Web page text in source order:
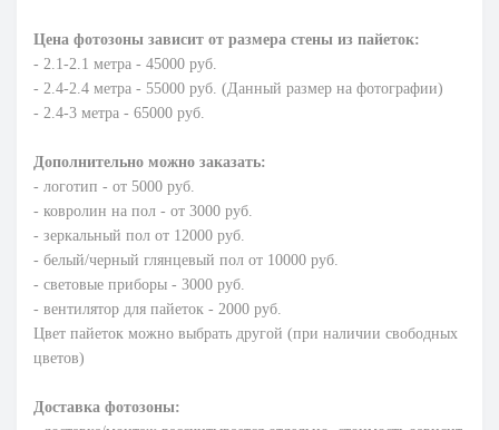
Цена фотозоны зависит от размера стены из пайеток:
- 2.1-2.1 метра - 45000 руб.
- 2.4-2.4 метра - 55000 руб. (Данный размер на фотографии)
- 2.4-3 метра - 65000 руб.
Дополнительно можно заказать:
- логотип - от 5000 руб.
- ковролин на пол - от 3000 руб.
- зеркальный пол от 12000 руб.
- белый/черный глянцевый пол от 10000 руб.
- световые приборы - 3000 руб.
- вентилятор для пайеток - 2000 руб.
Цвет пайеток можно выбрать другой (при наличии свободных
цветов)
Доставка фотозоны: